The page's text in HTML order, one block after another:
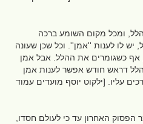
ומכל מקום השומע ברכה
יש לו לענות ''אמן''. וכל שכן שעונה
אף כשגומרים את ההלל. אבל אמן
דראש חודש אפשר לענות אמן
עליו. [ילקוט יוסף מועדים עמוד
האחרון עד כי לעולם חסדו,